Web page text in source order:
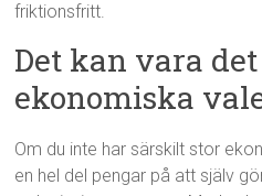
friktionsfritt.
Det kan vara
ekonomiska
Om du inte har särskilt stor
en hel del pengar på att själv